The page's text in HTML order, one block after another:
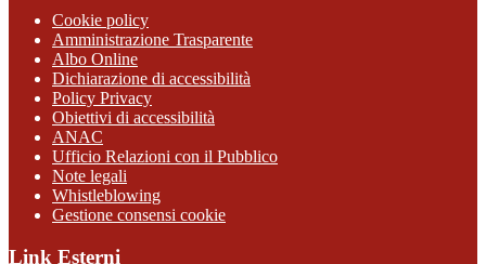
Cookie policy
Amministrazione Trasparente
Albo Online
Dichiarazione di accessibilità
Policy Privacy
Obiettivi di accessibilità
ANAC
Ufficio Relazioni con il Pubblico
Note legali
Whistleblowing
Gestione consensi cookie
Link Esterni